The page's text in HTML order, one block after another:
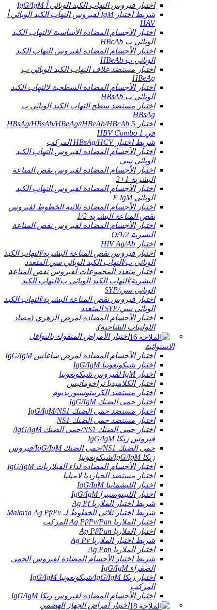
اختبار فيروس التهاب الكبد الوبائي أ IgG/IgM
شريط اختبار IgM لفيروس التهاب الكبد الوبائي أ
HAV
اختبار الأجسام المضادة الأساسية لالتهاب الكبد
الوبائي ب HBcAb
اختبار الأجسام المضادة لفيروس التهاب الكبد
الوبائي ب HBeAb
اختبار مستضد غلاف التهاب الكبد الوبائي ب
HBeAg
اختبار الأجسام المضادة السطحية لالتهاب الكبد
الوبائي ب HBsAb
اختبار مستضد سطح التهاب الكبد الوبائي ب
HBsAg
اختبار HBsAg/HBsAb/HBeAg//HBeAb/HBcAb 5
في 1 HBV Combo
شريط اختبار HBsAg/HCV المركب
اختبار الأجسام المضادة لفيروس التهاب الكبد
الوبائي سي
اختبار الأجسام المضادة لفيروس نقص المناعة
البشرية 1+2
اختبار الأجسام المضادة لفيروس التهاب الكبد
الوبائي E IgM
اختبار الأجسام المضادة ثلاثية الخطوط لفيروس
نقص المناعة البشرية 1/2
اختبار الأجسام المضادة لفيروس نقص المناعة
البشرية 1/2/O
اختبار HIV Ag/Ab
اختبار فيروس نقص المناعة البشرية/التهاب الكبد
الوبائي ب/التهاب الكبد الوبائي سي المتعدد
اختبار متعدد المجموعات لفيروس نقص المناعة
البشرية/التهاب الكبد الوبائي ب/التهاب الكبد
الوبائي سي/SYP
اختبار فيروس نقص المناعة البشرية/التهاب الكبد
الوبائي سي/SYP المتعدد
اختبار الأجسام المضادة لمرض الزهري (مضاد
اللولبيات الشاحبة).
اختبار الأمراض المنقولة بالنواقل
الاستوائية
اختبار الأجسام المضادة لمرض شاغاس IgG/IgM
اختبار شيكونغونيا IgG/IgM
اختبار IgM لفيروس شيكونغونيا
اختبار الكلاميديا ​​تراخوماتيس
اختبار مستضد الكريبتوسبوريديوم
اختبار حمى الضنك IgG/IgM
اختبار مستضد حمى الضنك IgG/IgM/NS1
اختبار مستضد حمى الضنك NS1
اختبار حمى الضنك NS1/حمى الضنك IgG/IgM/
فيروس زيكا IgG/IgM
حمى الضنك NS1/حمى الضنك IgG/IgM/فيروس
زيكا IgG/IgM/شيكونغونيا
اختبار الأجسام المضادة لداء الفيلاريات IgG/IgM
اختبار مستضد الجيارديا لامبليا
اختبار الليشمانيا IgG/IgM
اختبار الليبتوسبيرا IgG/IgM
شريط اختبار الملاريا Ag Pf
شريط اختبار ثلاثي الخطوط لـ Malaria Ag Pf/Pv
اختبار الملاريا Ag Pf/Pv/Pan المركب
اختبار الملاريا Ag Pf/Pan
شريط اختبار الملاريا Ag Pv
اختبار الملاريا Ag Pan
شريط اختبار الأجسام المضادة لفيروس الحمى
الصفراء IgG/IgM
اختبار زيكا IgG/IgM/شيكونغونيا IgG/IgM
المركب
اختبار الأجسام المضادة لفيروس زيكا IgG/IgM
اختبار أمراض الجهاز الهضمي